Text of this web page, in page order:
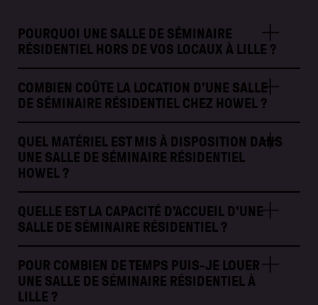
POURQUOI UNE SALLE DE SÉMINAIRE
RÉSIDENTIEL HORS DE VOS LOCAUX À LILLE ?
COMBIEN COÛTE LA LOCATION D'UNE SALLE
DE SÉMINAIRE RÉSIDENTIEL CHEZ HOWEL ?
QUEL MATÉRIEL EST MIS À DISPOSITION DANS
UNE SALLE DE SÉMINAIRE RÉSIDENTIEL
HOWEL ?
QUELLE EST LA CAPACITÉ D'ACCUEIL D'UNE
SALLE DE SÉMINAIRE RÉSIDENTIEL ?
POUR COMBIEN DE TEMPS PUIS-JE LOUER
UNE SALLE DE SÉMINAIRE RÉSIDENTIEL À
LILLE ?